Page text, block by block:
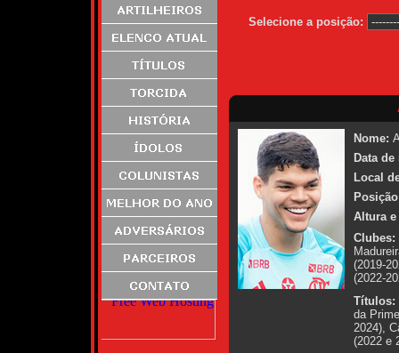
Selecione a posição:
Nome:
Data
Local
Altura
Clubes:
(2019-
(2022-
Títulos:
da
2024),
(2022 e